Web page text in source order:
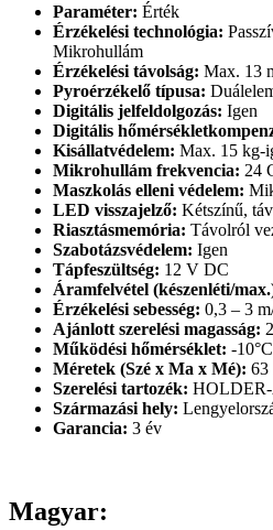
Paraméter: Érték
Érzékelési technológia:
Mikrohullám
Érzékelési távolság: Max. 13
Pyroérzékelő típusa:
Digitális jelfeldolgozás: Igen
Digitális
Kisállatvédelem: Max. 15 kg-
Mikrohullám frekvencia: 24
Maszkolás elleni védelem:
LED visszajelző: Kétszínű,
Riasztásmemória: Távolról
Szabotázsvédelem: Igen
Tápfeszültség: 12 V DC
Áramfelvétel (készenléti/
Érzékelési sebesség: 0,3 – 3
Ajánlott szerelési magasság:
Működési hőmérséklet: -
Méretek (Szé x Ma x Mé): 63
Szerelési tartozék: HOLDER-
Származási hely:
Garancia: 3 év
Magyar: